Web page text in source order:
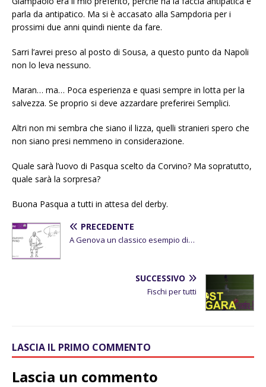
parla da antipatico. Ma si è accasato alla Sampdoria per i
prossimi due anni quindi niente da fare.
Sarri l’avrei preso al posto di Sousa, a questo punto da Napoli
non lo leva nessuno.
Maran… ma… Poca esperienza e quasi sempre in lotta per la
salvezza. Se proprio si deve azzardare preferirei Semplici.
Altri non mi sembra che siano il lizza, quelli stranieri spero che
non siano presi nemmeno in considerazione.
Quale sarà l’uovo di Pasqua scelto da Corvino? Ma sopratutto,
quale sarà la sorpresa?
Buona Pasqua a tutti in attesa del derby.
PRECEDENTE
A Genova un classico esempio di…
SUCCESSIVO
Fischi per tutti
LASCIA IL PRIMO COMMENTO
Lascia un commento